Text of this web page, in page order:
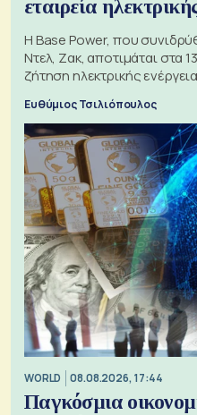
εταιρεία
Η Base Power, που
Ντελ, Ζακ, αποτιμάται στα
ζήτηση ηλεκτρικής
Ευθύμιος Τσιλιόπουλος
WORLD 08.08.2026, 17:44
Παγκόσμια